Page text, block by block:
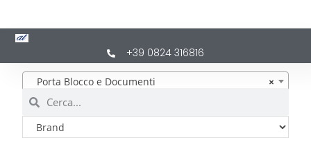
+39 0824 316816
×
Porta Blocco e Documenti